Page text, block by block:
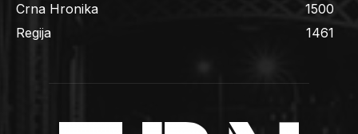
Crna Hronika
1500
Regija
1461